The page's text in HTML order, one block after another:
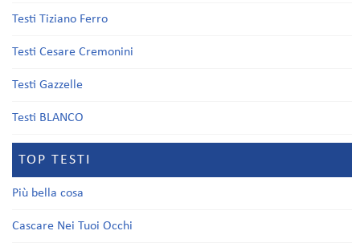
Testi Tiziano Ferro
Testi Cesare Cremonini
Testi Gazzelle
Testi BLANCO
TOP TESTI
Più bella cosa
Cascare Nei Tuoi Occhi